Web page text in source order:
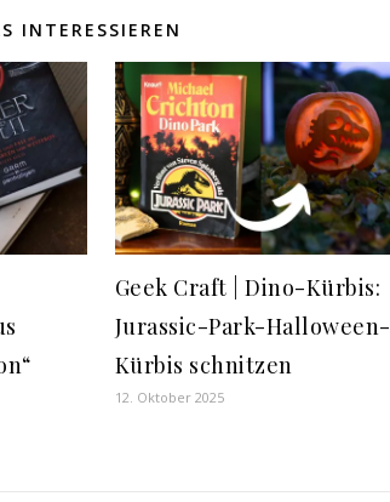
INTERESSIEREN
Geek Craft | Dino-Kürbis:
Jurassic-Park-Halloween-
Kürbis schnitzen
12. Oktober 2025